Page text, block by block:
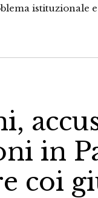
istituzionale
in
coi